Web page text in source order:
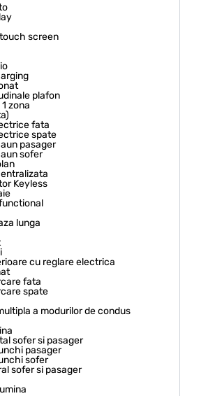
screen
plafon
zona
fata
spate
pasager
sofer
Keyless
lunga
cu reglare electrica
fata
spate
a modurilor de condus
sofer si pasager
pasager
sofer
sofer si pasager